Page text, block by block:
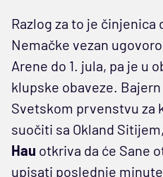
Razlog za to je
Nemačke vezan
Arene do 1. jula, pa je u
klupske obaveze.
Svetskom prvenstvu za
suočiti sa Okland
Hau otkriva da će Sane
upisati poslednje